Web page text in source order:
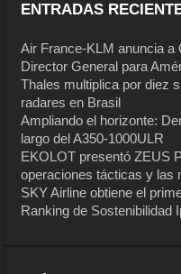
ENTRADAS
Air France-KLM anuncia
Director General para
Thales multiplica por diez
radares en Brasil
Ampliando el horizonte:
largo del A350-1000ULR
EKOLOT presentó ZEUS
operaciones tácticas y las
SKY Airline obtiene el
Ranking de Sostenibilidad